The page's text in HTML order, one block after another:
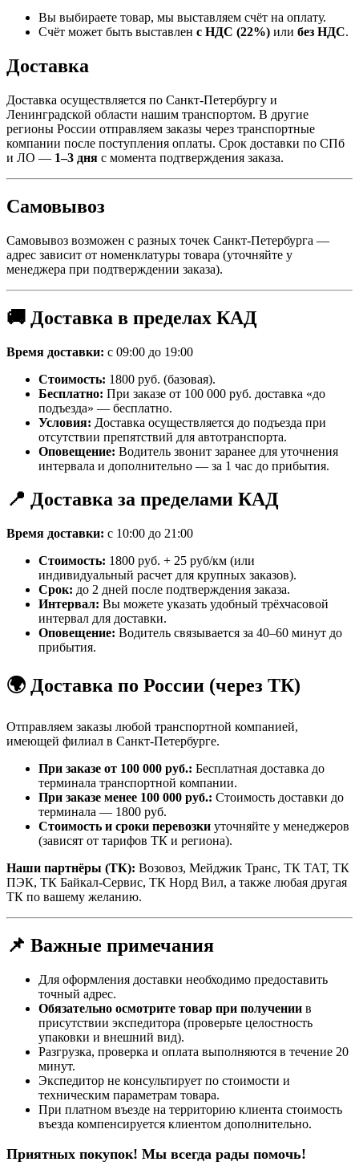
Вы выбираете товар, мы выставляем счёт на оплату.
Счёт может быть выставлен с НДС (22%) или без НДС.
Доставка
Доставка осуществляется по Санкт-Петербургу и
Ленинградской области нашим транспортом. В другие
регионы России отправляем заказы через транспортные
компании после поступления оплаты. Срок доставки по СПб
и ЛО — 1–3 дня с момента подтверждения заказа.
Самовывоз
Самовывоз возможен с разных точек Санкт-Петербурга —
адрес зависит от номенклатуры товара (уточняйте у
менеджера при подтверждении заказа).
🚚 Доставка в пределах КАД
Время доставки: с 09:00 до 19:00
Стоимость: 1800 руб. (базовая).
Бесплатно: При заказе от 100 000 руб. доставка «до
подъезда» — бесплатно.
Условия: Доставка осуществляется до подъезда при
отсутствии препятствий для автотранспорта.
Оповещение: Водитель звонит заранее для уточнения
интервала и дополнительно — за 1 час до прибытия.
📍 Доставка за пределами КАД
Время доставки: с 10:00 до 21:00
Стоимость: 1800 руб. + 25 руб/км (или
индивидуальный расчет для крупных заказов).
Срок: до 2 дней после подтверждения заказа.
Интервал: Вы можете указать удобный трёхчасовой
интервал для доставки.
Оповещение: Водитель связывается за 40–60 минут до
прибытия.
🌍 Доставка по России (через ТК)
Отправляем заказы любой транспортной компанией,
имеющей филиал в Санкт-Петербурге.
При заказе от 100 000 руб.: Бесплатная доставка до
терминала транспортной компании.
При заказе менее 100 000 руб.: Стоимость доставки до
терминала — 1800 руб.
Стоимость и сроки перевозки уточняйте у менеджеров
(зависят от тарифов ТК и региона).
Наши партнёры (ТК): Возовоз, Мейджик Транс, ТК ТАТ, ТК
ПЭК, ТК Байкал-Сервис, ТК Норд Вил, а также любая другая
ТК по вашему желанию.
📌 Важные примечания
Для оформления доставки необходимо предоставить
точный адрес.
Обязательно осмотрите товар при получении в
присутствии экспедитора (проверьте целостность
упаковки и внешний вид).
Разгрузка, проверка и оплата выполняются в течение 20
минут.
Экспедитор не консультирует по стоимости и
техническим параметрам товара.
При платном въезде на территорию клиента стоимость
въезда компенсируется клиентом дополнительно.
Приятных покупок! Мы всегда рады помочь!